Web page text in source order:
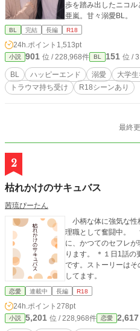
歩を踏み出したニコ
亜嵐。甘々溺愛BL。
BL 完結 長編 R18
24h.ポイント 1,513pt
小説 901 位 / 228,968件 BL 151 位 /
BL ハッピーエンド 溺愛 大学
トラウマ持ち受け
R18シーンあり
最終
2
枯れかけのサキュバス
茜琉ぴーたん
小柄な体に強気な性
理職として奮闘中。
に、かつてのセフレが現れて…。 （48話
ります。 ＊１日1話の
です。ストーリーは
してます。
恋愛 連載中 長編 R18
24h.ポイント 278pt
小説 5,201 位 / 228,968件 恋愛 2,617